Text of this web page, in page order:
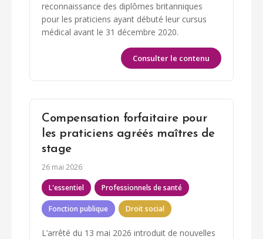
reconnaissance des diplômes britanniques
pour les praticiens ayant débuté leur cursus
médical avant le 31 décembre 2020.
Consulter le contenu
Compensation forfaitaire pour
les praticiens agréés maîtres de
stage
26 mai 2026
L'essentiel Professionnels de santé
Fonction publique Droit social
L’arrêté du 13 mai 2026 introduit de nouvelles